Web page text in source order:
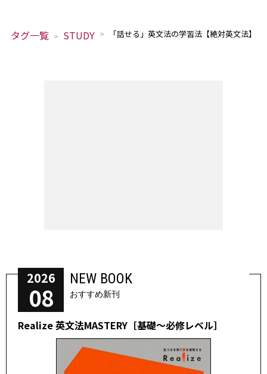
タグ一覧 STUDY 「話せる」英文法の学習法【絶対英文法】
2026
08
NEW BOOK
おすすめ新刊
Realize 英文法MASTERY［基礎～必修レベル］